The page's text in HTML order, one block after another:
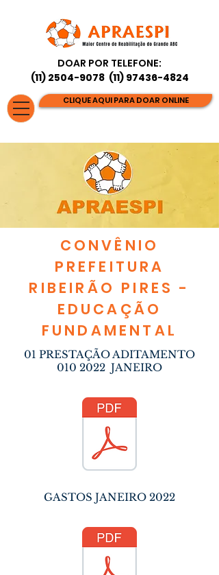
DOAR POR TELEFONE:
(11) 2504-9078 (11) 97436-4824
CLIQUE AQUI PARA DOAR ONLINE
CONVÊNIO
PREFEITURA
RIBEIRÃO PIRES -
EDUCAÇÃO
FUNDAMENTAL
01 PRESTAÇÃO ADITAMENTO
010 2022 JANEIRO
GASTOS JANEIRO 2022